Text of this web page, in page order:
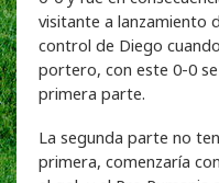
visitante a lanzamiento
control de Diego
portero, con este 0-0
primera parte.
La segunda parte no
primera, comenzaría